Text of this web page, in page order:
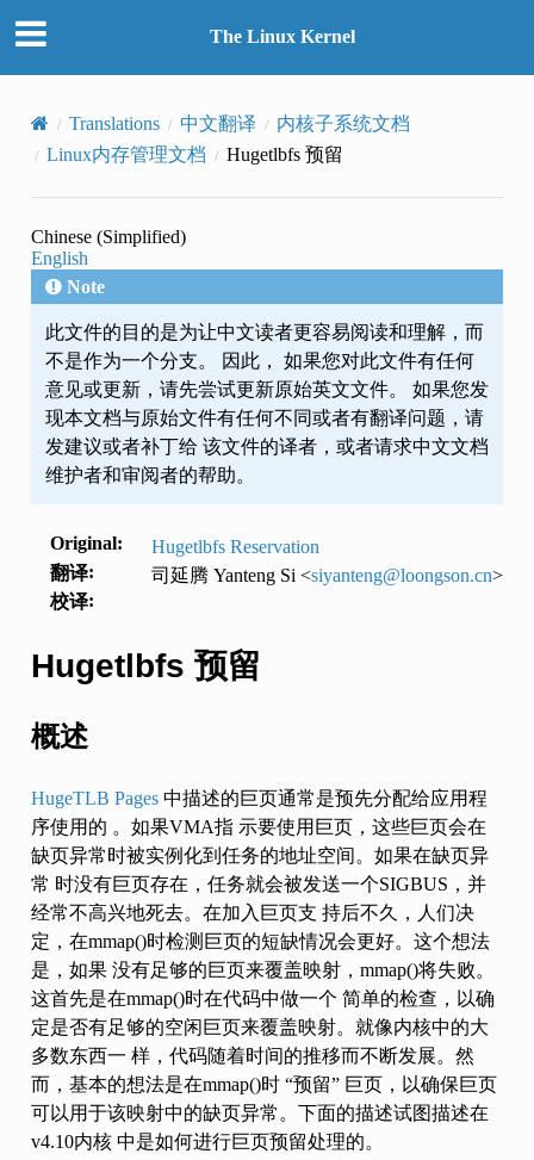
The Linux Kernel
Translations 中文翻译
内核子系统文档
Linux内存管理文档
Hugetlbfs 预留
Chinese (Simplified)
English
Note
此文件的目的是为让中文读者更容易阅读和理解，而
不是作为一个分支。 因此， 如果您对此文件有任何
意见或更新，请先尝试更新原始英文文件。 如果您发
现本文档与原始文件有任何不同或者有翻译问题，请
发建议或者补丁给 该文件的译者，或者请求中文文档
维护者和审阅者的帮助。
Original:
Hugetlbfs Reservation
翻译: 司延腾 Yanteng Si <siyanteng@loongson.cn>
校译:
Hugetlbfs 预留
概述
HugeTLB Pages中描述的巨页通常是预先分配给应用程
序使用的 。如果VMA指 示要使用巨页，这些巨页会在
缺页异常时被实例化到任务的地址空间。如果在缺页异
常 时没有巨页存在，任务就会被发送一个SIGBUS，并
经常不高兴地死去。在加入巨页支 持后不久，人们决
定，在mmap()时检测巨页的短缺情况会更好。这个想法
是，如果 没有足够的巨页来覆盖映射，mmap()将失败。
这首先是在mmap()时在代码中做一个 简单的检查，以确
定是否有足够的空闲巨页来覆盖映射。就像内核中的大
多数东西一 样，代码随着时间的推移而不断发展。然
而，基本的想法是在mmap()时 “预留” 巨页，以确保巨页
可以用于该映射中的缺页异常。下面的描述试图描述在
v4.10内核 中是如何进行巨页预留处理的。